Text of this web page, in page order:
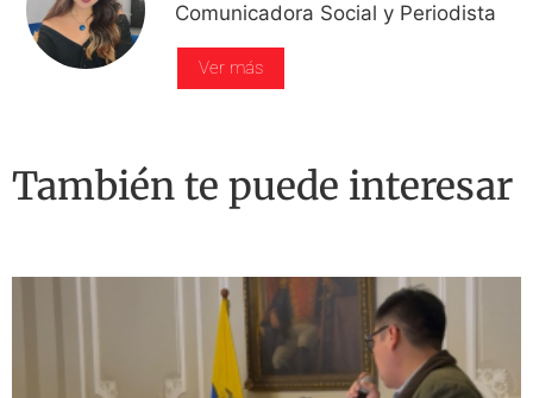
Comunicadora Social y Periodista
Ver más
También te puede interesar